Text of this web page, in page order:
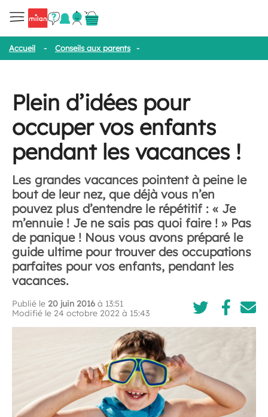
Accueil - Conseils aux parents -
Plein d’idées pour
occuper vos enfants
pendant les vacances !
Les grandes vacances pointent à peine le
bout de leur nez, que déjà vous n’en
pouvez plus d’entendre le répétitif : « Je
m’ennuie ! Je ne sais pas quoi faire ! » Pas
de panique ! Nous vous avons préparé le
guide ultime pour trouver des occupations
parfaites pour vos enfants, pendant les
vacances.
Publié le 20 juin 2016 à 13:51
Modifié le 24 octobre 2022 à 15:43